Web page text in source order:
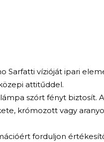
Sarfatti vízióját ipari
attitűddel.
szórt fényt biztosít.
krómozott vagy
forduljon